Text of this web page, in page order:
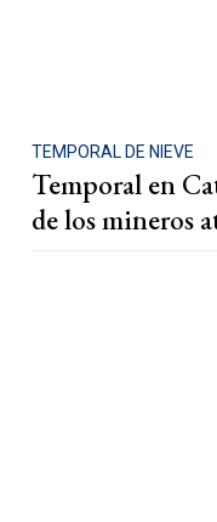
TEMPORAL DE NIEVE
Temporal en
de los mineros